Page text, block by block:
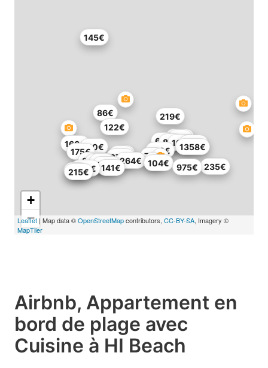
175€
159€
144€
83€
219€
380€
215€
1358€
122€
141€ 235€
103€
86€
135€
235€274€
975€
166€
123€
88€
69€88€
69€
145€
67€
248€
110€
104€
264€ 73€
+
−
Leaflet | Map data ©OpenStreetMapcontributors, CC-BY-SA, Imagery ©
MapTiler
Airbnb, Appartement en
bord de plage avec
Cuisine à HI Beach